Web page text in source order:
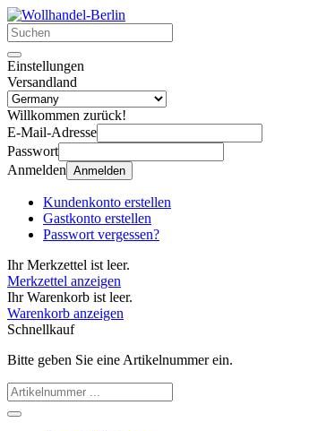
Einstellungen
Versandland
Willkommen zurück!
E-Mail-Adresse
Passwort
Anmelden Anmelden
Kundenkonto erstellen
Gastkonto erstellen
Passwort vergessen?
Ihr Merkzettel ist leer.
Merkzettel anzeigen
Ihr Warenkorb ist leer.
Warenkorb anzeigen
Schnellkauf
Bitte geben Sie eine Artikelnummer ein.